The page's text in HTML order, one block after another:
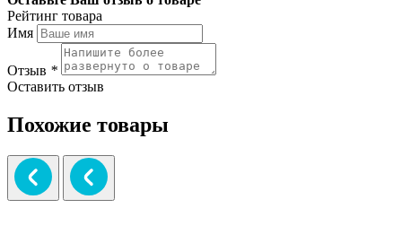
Рейтинг товара
Имя
Отзыв *
Оставить отзыв
Похожие товары